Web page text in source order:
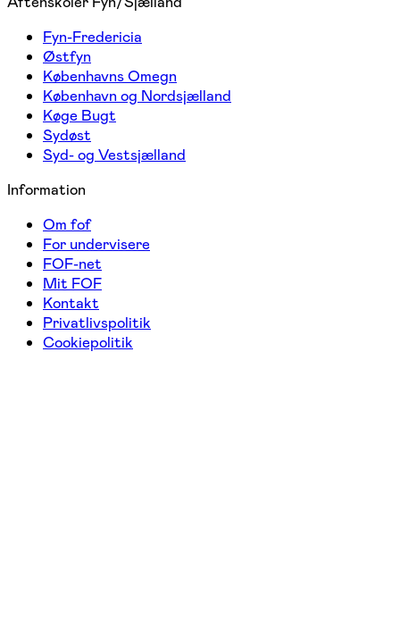
Fyn-Fredericia
Østfyn
Københavns Omegn
København og Nordsjælland
Køge Bugt
Sydøst
Syd- og Vestsjælland
Information
Om fof
For undervisere
FOF-net
Mit FOF
Kontakt
Privatlivspolitik
Cookiepolitik